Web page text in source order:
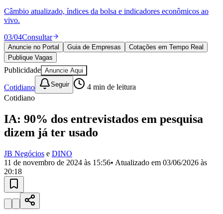
Esportes
Cultura
Meio Ambiente
Obras
Educação
Bairros de Barueri
Aldeia Aldeia da Serra Aldeia de Barueri AlphavilleBairro
JubranBelvalBethavilleBoa
RegiãoCotiaCruz Preta
MilitarItapeviJandiraJardim AudirJardim BelvalJardim
Califórnia
Esperança
Julio Jardim Líbano
MutingaJardim Paraíso
LuísJardim São Pedro
Câmbio atualizado, índices da bolsa e indicadores econômicos ao
vivo.
03/04Consultar
Anuncie no Portal Guia de Empresas
Cotações em Tempo Real
Publique Vagas
Publicidade Anuncie Aqui
Cotidiano Seguir 4 min de leitura
Cotidiano
IA: 90% dos entrevistados em pesquisa
dizem já ter usado
JB Negócios e DINO
11 de novembro de 2024 às 15:56• Atualizado em 03/06/2026 às
20:18